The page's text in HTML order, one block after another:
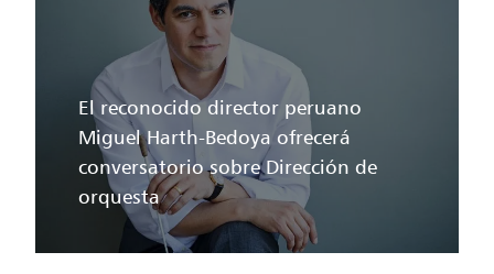
El reconocido director peruano
Miguel Harth-Bedoya ofrecerá
conversatorio sobre Dirección de
orquesta